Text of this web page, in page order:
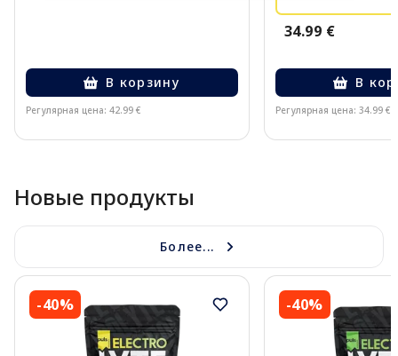
В корзину
Регулярная цена: 42.99 €
34.99 €
В
Регулярная цена: 34.99 €
Новые продукты
Более...
-40% -40%